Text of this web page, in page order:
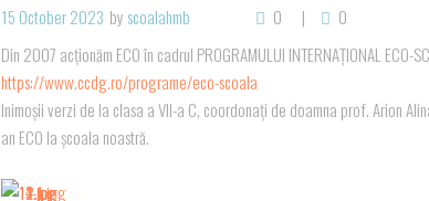
15 October 2023 by scoalahmb 0
0
Din 2007 acționăm ECO în cadrul PROGRAMULUI INTERNAȚIONAL ECO-
https://www.ccdg.ro/programe/eco-scoala
Inimoșii verzi de la clasa a VII-a C, coordonați de doamna prof. Arion
an ECO la școala noastră.